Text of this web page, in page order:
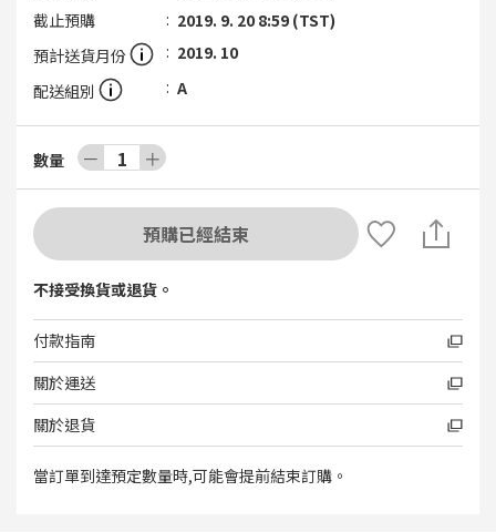
截止預購
2019. 9. 20 8:59 (TST)
預計送貨月份
2019. 10
配送組別
A
數量 － 1 ＋
預購已經結束
不接受換貨或退貨。
付款指南
關於運送
關於退貨
當訂單到達預定數量時,可能會提前結束訂購。